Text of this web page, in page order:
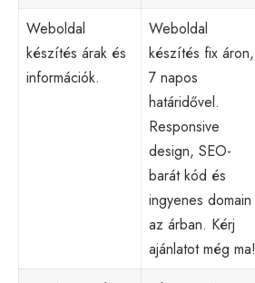
Weboldal
készítés árak és
információk.
Weboldal
készítés fix áron,
7 napos
határidővel.
Responsive
design, SEO-
barát kód és
ingyenes domain
az árban. Kérj
ajánlatot még ma!